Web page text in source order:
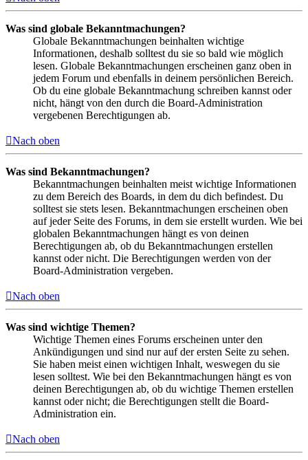
Was sind globale Bekanntmachungen?
Globale Bekanntmachungen beinhalten wichtige
Informationen, deshalb solltest du sie so bald wie möglich
lesen. Globale Bekanntmachungen erscheinen ganz oben in
jedem Forum und ebenfalls in deinem persönlichen Bereich.
Ob du eine globale Bekanntmachung schreiben kannst oder
nicht, hängt von den durch die Board-Administration
vergebenen Berechtigungen ab.
Nach oben
Was sind Bekanntmachungen?
Bekanntmachungen beinhalten meist wichtige Informationen
zu dem Bereich des Boards, in dem du dich befindest. Du
solltest sie stets lesen. Bekanntmachungen erscheinen oben
auf jeder Seite des Forums, in dem sie erstellt wurden. Wie bei
globalen Bekanntmachungen hängt es von deinen
Berechtigungen ab, ob du Bekanntmachungen erstellen
kannst oder nicht. Die Berechtigungen werden von der
Board-Administration vergeben.
Nach oben
Was sind wichtige Themen?
Wichtige Themen eines Forums erscheinen unter den
Ankündigungen und sind nur auf der ersten Seite zu sehen.
Sie haben meist einen wichtigen Inhalt, weswegen du sie
lesen solltest. Wie bei den Bekanntmachungen hängt es von
deinen Berechtigungen ab, ob du wichtige Themen erstellen
kannst oder nicht; die Berechtigungen stellt die Board-
Administration ein.
Nach oben